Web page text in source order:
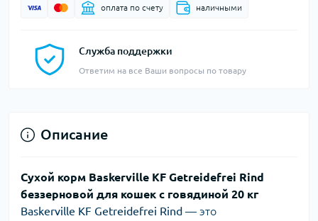
оплата по счету наличными
Служба поддержки
Ответим на все Ваши вопросы по товару
Описание
Сухой корм Baskerville KF Getreidefrei Rind
беззерновой для кошек с говядиной 20 кг
Baskerville KF Getreidefrei Rind — это